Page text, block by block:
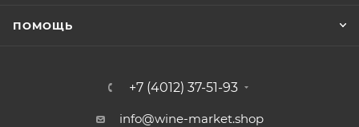
ПОМОЩЬ
+7 (4012) 37-51-93
info@wine-market.shop